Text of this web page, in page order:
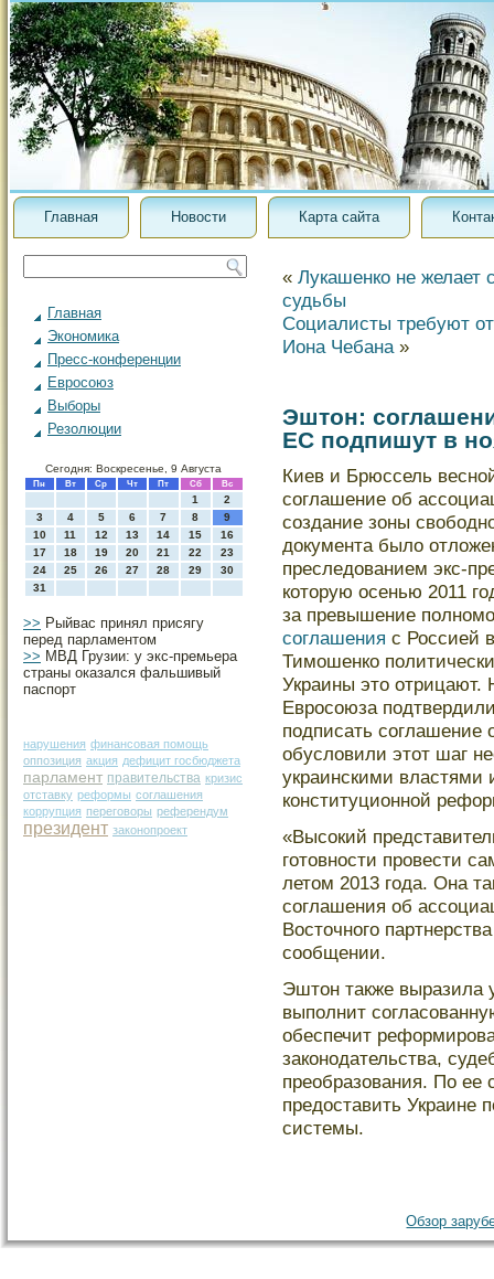
Главная Новости Карта сайта
Главная
Экономика
Пресс-конференции
Евросоюз
Выборы
Резолюции
Сегодня: Воскресенье, 9 Августа
Пн Вт Ср Чт Пт Сб Вс
1
2
3
4 5 6 7 8
9
10
11 12 13 14 15
16
17
18 19 20 21 22
23
24
25 26 27 28 29
30
31
>> Рыйвас принял присягу
перед парламентом
>> МВД Грузии: у экс-премьера
страны оказался фальшивый
паспорт
нарушения финансовая помощь
оппозиция акция дефицит госбюджета
парламент правительства кризис
отставку реформы соглашения
коррупция переговоры референдум
президент законопроект
« Лукашенко не желает
судьбы
Социалисты требуют
Иона Чебана»
Эштон:
ЕС подпишут в
Киев и Брюссель
соглашение об
создание зоны
документа было
преследованием экс-
которую осенью 2011
за превышение
соглашения с Россией
Тимошенко
Украины это отрицают.
Евросоюза
подписать соглашение
обусловили этот шаг
украинскими властями
конституционной
«Высοкий
гοтοвности прοвести
летοм 2013 гοда. Она
сοглашения об
Востοчногο
сοобщении.
Эштон также выразила
выполнит
обеспечит
законодательства,
преобразования. По ее
предоставить
системы.
Обзор